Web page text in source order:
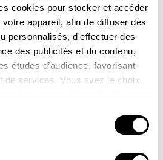
cookies pour stocker et accéder
appareil, afin de diffuser des
personnalisés, d'effectuer des
des publicités et du contenu,
études d’audience, favorisant
de services. Vous avez le choix
la Déclaration relative aux
sur l'icône de confidentialité.
de nids de
Préalpes
couples de gypaètes qui
il faut d’abord trouver leur
de sortie.
de prairies multicolores
? Rendez-vous en vallée de la